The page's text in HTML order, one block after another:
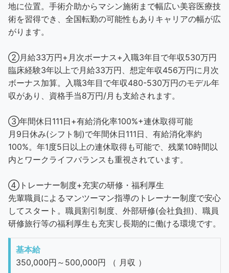
地に位置。手術介助からマシン施術まで幅広い美容医療技
術を習得でき、全国転勤の可能性もありキャリアの幅が広
がります。
②月給33万円+月次ボーナス+入職3年目で年収530万円
臨床経験3年以上で月給33万円、想定年収456万円に月次
ボーナス加算。入職3年目で年収480-530万円のモデル年
収があり、資格手当8万円/月も支給されます。
③年間休日111日+有給消化率100%+連休取得可能
月9日休み(シフト制)で年間休日111日、有給消化率約
100%。年1度5日以上の連休取得も可能で、残業10時間以
内とワークライフバランスも重視されています。
④トレーナー制度+充実の研修・福利厚生
先輩職員によるマンツーマン指導のトレーナー制度で安心
してスタート。職員割引制度、外部研修(会社負担)、職員
研修旅行等の福利厚生も充実し長期的に働ける環境です。
基本給
350,000円～500,000円 （ 月収 ）